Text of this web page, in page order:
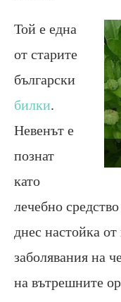
Той е една
от старите
български
билки.
Невенът е
познат
като
лечебно
днес настойка
заболявания на
на вътрешните